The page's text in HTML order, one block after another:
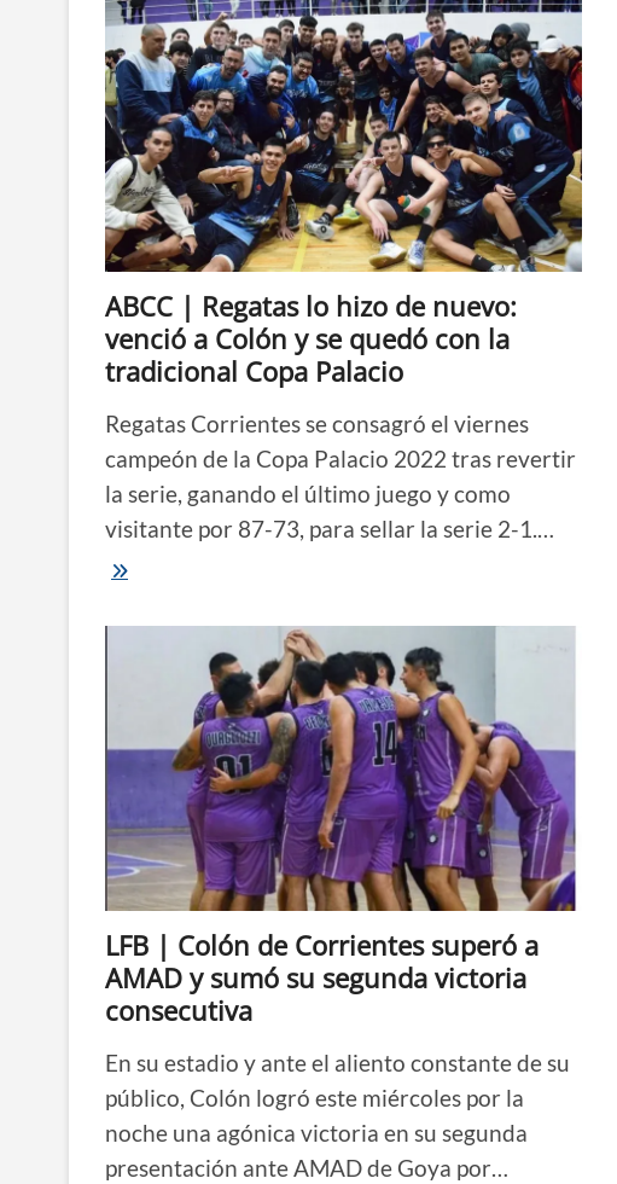
ABCC | Regatas lo hizo de nuevo:
venció a Colón y se quedó con la
tradicional Copa Palacio
Regatas Corrientes se consagró el viernes
campeón de la Copa Palacio 2022 tras revertir
la serie, ganando el último juego y como
visitante por 87-73, para sellar la serie 2-1.…
ABCC
lo
quedó
con
la
tradicional
Copa
Palacio
LFB | Colón de Corrientes superó a
AMAD y sumó su segunda victoria
consecutiva
En su estadio y ante el aliento constante de su
público, Colón logró este miércoles por la
noche una agónica victoria en su segunda
presentación ante AMAD de Goya por…